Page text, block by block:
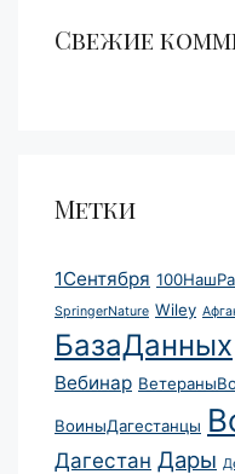
Свежие
Метки
1Сентября
SpringerNature Wiley
БазаДанных
Вебинар
ВоиныДагестанцы
Дагестан Дары